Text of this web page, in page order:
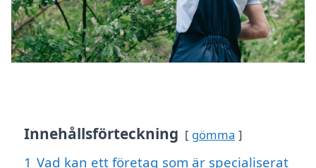
Innehållsförteckning gömma
1 Vad kan ett företag som är specialiserat